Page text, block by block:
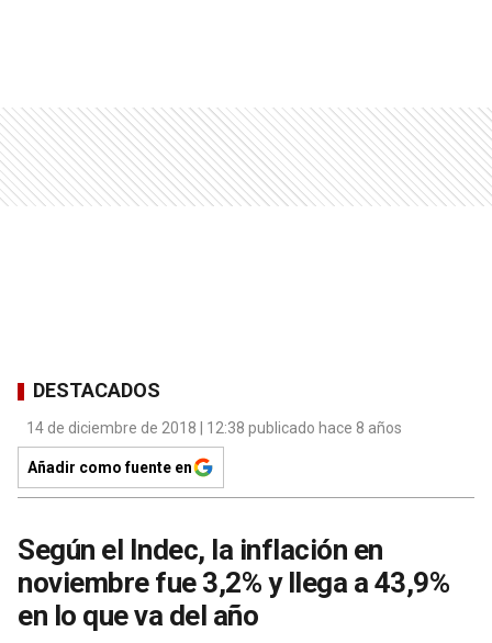
DESTACADOS
14 de diciembre de 2018 | 12:38 publicado hace 8 años
Añadir como fuente en
Según el Indec, la inflación en
noviembre fue 3,2% y llega a 43,9%
en lo que va del año